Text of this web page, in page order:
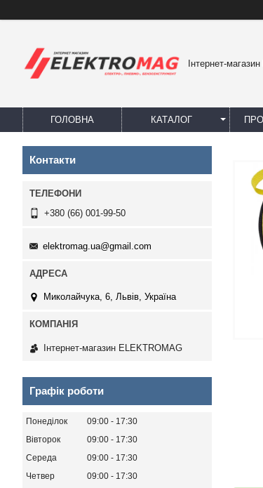
Інтернет-
ГОЛОВНА КАТАЛОГ
Контакти
+380 (66) 001-99-50
elektromag.ua@gmail.com
Миколайчука, 6, Львів, Україна
Інтернет-магазин ELEKTROMAG
Графік роботи
Понеділок 09:00
17:30
Вівторок
09:00
17:30
Середа
09:00
17:30
Четвер
09:00
17:30